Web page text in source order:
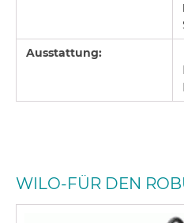
Ausstattung:
WILO-FÜR DEN